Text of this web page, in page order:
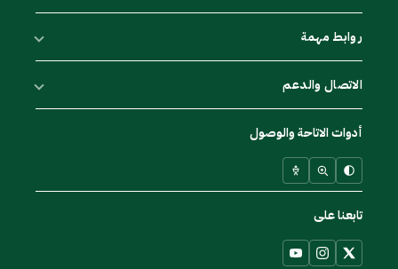
روابط مهمة
الاتصال والدعم
أدوات الاتاحة والوصول
تابعنا على